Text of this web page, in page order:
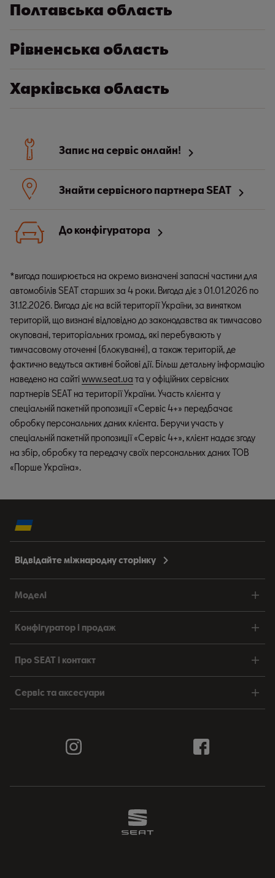
Полтавська область
Рівненська область
Харківська область
Запис на сервіс онлайн!
Знайти сервісного партнера SEAT
До конфігуратора
*вигода поширюється на окремо визначені запасні частини для
автомобілів SEAT старших за 4 роки. Вигода діє з 01.01.2026 по
31.12.2026. Вигода діє на всій території України, за винятком
територій, що визнані відповідно до законодавства як тимчасово
окуповані, територіальних громад, які перебувають у
тимчасовому оточенні (блокуванні), а також територій, де
фактично ведуться активні бойові дії. Більш детальну інформацію
наведено на сайтіwww.seat.ua та у офіційних сервісних
партнерів SEAT на території України. Участь клієнта у
спеціальній пакетній пропозиції «Сервіс 4+» передбачає
обробку персональних даних клієнта. Беручи участь у
спеціальній пакетній пропозиції «Сервіс 4+», клієнт надає згоду
на збір, обробку та передачу своїх персональних даних ТОВ
«Порше Україна».
Відвідайте міжнародну сторінку
Моделі
Конфігуратор і продаж
Про SEAT і контакт
Сервіс та аксесуари